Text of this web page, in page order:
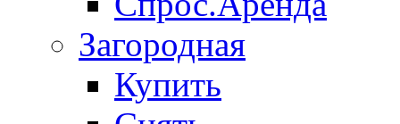
Загородная
Купить